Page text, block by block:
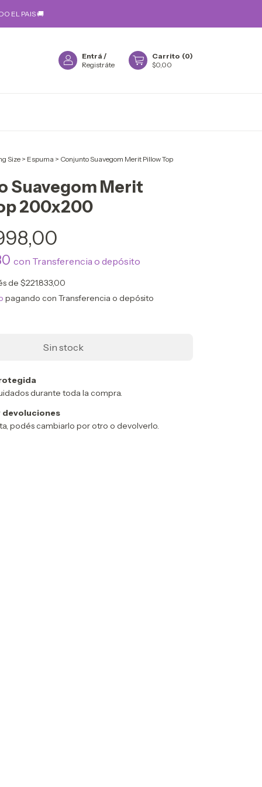
EL PAIS 🚚
Entrá /
Registráte
Carrito (0)
$0,00
Size > Espuma > Conjunto Suavegom Merit Pillow Top
Suavegom Merit
200x200
con Transferencia o depósito
de $221.833,00
pagando con Transferencia o depósito
durante toda la compra.
devoluciones
podés cambiarlo por otro o devolverlo.